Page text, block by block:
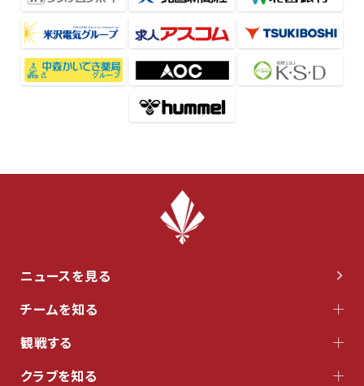
ニュースを見る
チームを知る
観戦する
クラブを知る